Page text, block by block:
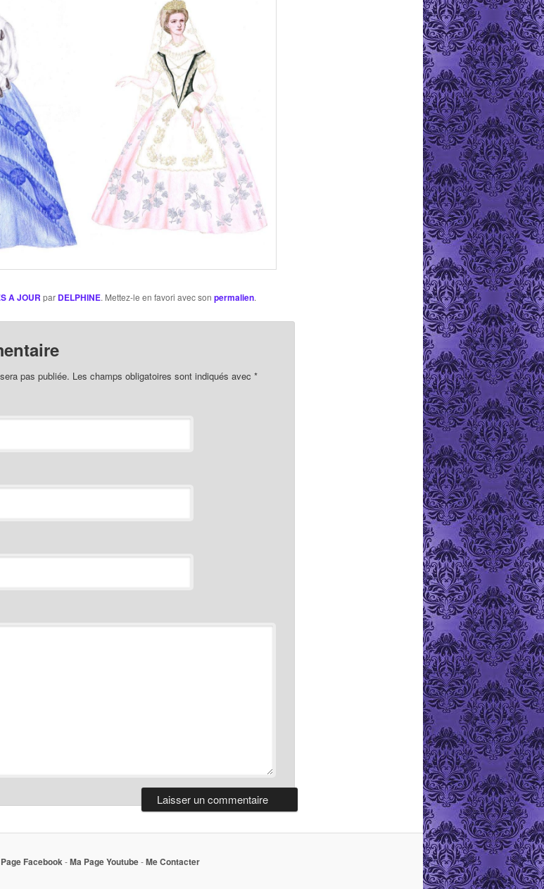
A JOUR par DELPHINE. Mettez-le en favori avec son permalien.
pas publiée. Les champs obligatoires sont indiqués avec *
Facebook-Ma Page Youtube-Me Contacter